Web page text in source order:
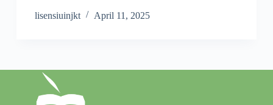
lisensiuinjkt April 11, 2025